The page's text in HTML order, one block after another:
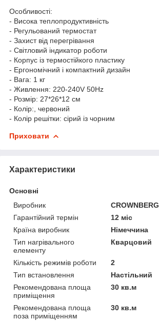
Особливості:
- Висока теплопродуктивність
- Регульований термостат
- Захист від перегрівання
- Світловий індикатор роботи
- Корпус із термостійкого пластику
- Ергономічний і компактний дизайн
- Вага: 1 кг
- Живлення: 220-240V 50Hz
- Розмір: 27*26*12 см
- Колір:, червоний
- Колір решітки: сірий із чорним
Приховати
Характеристики
Основні
Виробник
CROWNBERG
Гарантійний термін
12 міс
Країна виробник
Німеччина
Тип нагрівального
елементу
Кварцовий
Кількість режимів роботи
2
Тип встановлення
Настільний
Рекомендована площа
приміщення
30 кв.м
Рекомендована площа
поза приміщенням
30 кв.м